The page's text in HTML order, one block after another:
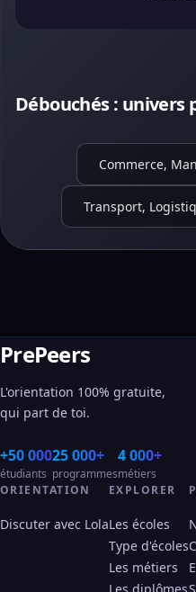
Débouchés : univers
Commerce,
Transport,
PrePeers
L'orientation 100% gratuite,
qui part de toi.
+50 000
étudiants
25 000+
programmes
4 000+
métiers
ORIENTATION
Discuter avec Lola
EXPLORER
Les écoles
Type d'écoles
Les métiers